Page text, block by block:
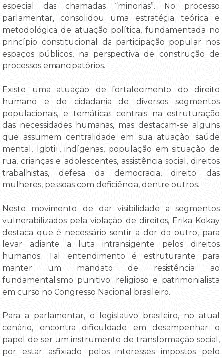
especial das chamadas “minorias”. No processo
parlamentar, consolidou uma estratégia teórica e
metodológica de atuação política, fundamentada no
princípio constitucional da participação popular nos
espaços públicos, na perspectiva de construção de
processos emancipatórios.
Existe uma atuação de fortalecimento do direito
humano e de cidadania de diversos segmentos
populacionais, e temáticas centrais na estruturação
das necessidades humanas, mas destacam-se alguns
que assumem centralidade em sua atuação: saúde
mental, lgbti+, indígenas, população em situação de
rua, crianças e adolescentes, assistência social, direitos
trabalhistas, defesa da democracia, direito das
mulheres, pessoas com deficiência, dentre outros.
Neste movimento de dar visibilidade a segmentos
vulnerabilizados pela violação de direitos, Erika Kokay
destaca que é necessário sentir a dor do outro, para
levar adiante a luta intransigente pelos direitos
humanos. Tal entendimento é estruturante para
manter um mandato de resistência ao
fundamentalismo punitivo, religioso e patrimonialista
em curso no Congresso Nacional brasileiro.
Para a parlamentar, o legislativo brasileiro, no atual
cenário, encontra dificuldade em desempenhar o
papel de ser um instrumento de transformação social,
por estar asfixiado pelos interesses impostos pelo